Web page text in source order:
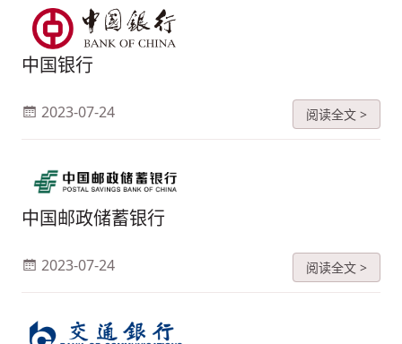
中国银行
2023-07-24 阅读全文 >
中国邮政储蓄银行
2023-07-24 阅读全文 >